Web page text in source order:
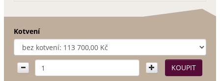
Kotvení